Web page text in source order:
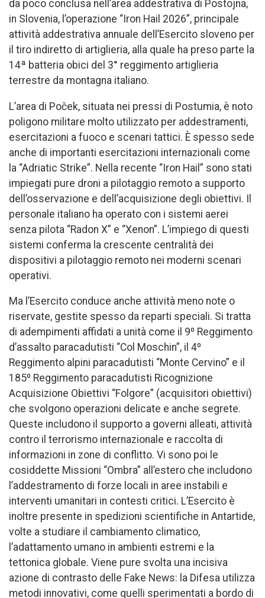
da poco conclusa nell’area addestrativa di Postojna,
in Slovenia, l’operazione “Iron Hail 2026”, principale
attività addestrativa annuale dell’Esercito sloveno per
il tiro indiretto di artiglieria, alla quale ha preso parte la
14ª batteria obici del 3° reggimento artiglieria
terrestre da montagna italiano.
L’area di Poček, situata nei pressi di Postumia, è noto
poligono militare molto utilizzato per addestramenti,
esercitazioni a fuoco e scenari tattici. È spesso sede
anche di importanti esercitazioni internazionali come
la “Adriatic Strike”. Nella recente “Iron Hail” sono stati
impiegati pure droni a pilotaggio remoto a supporto
dell’osservazione e dell’acquisizione degli obiettivi. Il
personale italiano ha operato con i sistemi aerei
senza pilota “Radon X” e “Xenon”. L’impiego di questi
sistemi conferma la crescente centralità dei
dispositivi a pilotaggio remoto nei moderni scenari
operativi.
Ma l’Esercito conduce anche attività meno note o
riservate, gestite spesso da reparti speciali. Si tratta
di adempimenti affidati a unità come il 9º Reggimento
d’assalto paracadutisti “Col Moschin”, il 4º
Reggimento alpini paracadutisti “Monte Cervino” e il
185º Reggimento paracadutisti Ricognizione
Acquisizione Obiettivi “Folgore” (acquisitori obiettivi)
che svolgono operazioni delicate e anche segrete.
Queste includono il supporto a governi alleati, attività
contro il terrorismo internazionale e raccolta di
informazioni in zone di conflitto. Vi sono poi le
cosiddette Missioni “Ombra” all’estero che includono
l’addestramento di forze locali in aree instabili e
interventi umanitari in contesti critici. L’Esercito è
inoltre presente in spedizioni scientifiche in Antartide,
volte a studiare il cambiamento climatico,
l’adattamento umano in ambienti estremi e la
tettonica globale. Viene pure svolta una incisiva
azione di contrasto delle Fake News: la Difesa utilizza
metodi innovativi, come quelli sperimentati a bordo di